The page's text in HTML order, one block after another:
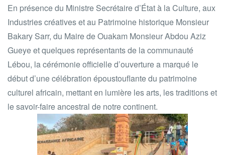
En présence du Ministre Secrétaire d’État à la Culture, aux
Industries créatives et au Patrimoine historique Monsieur
Bakary Sarr, du Maire de Ouakam Monsieur Abdou Aziz
Gueye et quelques représentants de la communauté
Lébou, la cérémonie officielle d’ouverture a marqué le
début d’une célébration époustouflante du patrimoine
culturel africain, mettant en lumière les arts, les traditions et
le savoir-faire ancestral de notre continent.